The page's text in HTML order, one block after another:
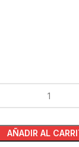
AÑADIR AL